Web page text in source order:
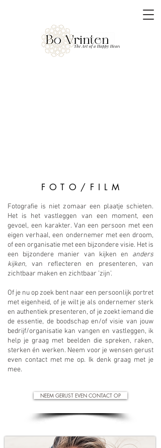
F O T O / F I L M
Fotografie is niet zomaar een plaatje schieten.
Het is het vastleggen van een moment, een
gevoel, een karakter. Van een persoon met een
eigen verhaal, een ondernemer met een droom,
of een organisatie met een bijzondere visie. Het is
een bijzondere manier van kijken en anders
kijken, van reflecteren en presenteren, van
zichtbaar maken en zichtbaar 'zijn'.
Of je nu op zoek bent naar een persoonlijk portret
met eigenheid, of je wilt je als ondernemer sterk
en authentiek presenteren, of je zoekt iemand die
de essentie, de boodschap en/of visie van jouw
bedrijf/organisatie kan vangen en vastleggen, ik
help je graag met beelden die spreken, raken,
sterken én werken. Neem voor je wensen gerust
even contact met me op. Ik denk graag met je
mee.
NEEM GERUST EVEN CONTACT OP